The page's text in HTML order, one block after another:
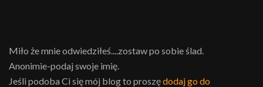
Miło że mnie odwiedziłeś....zostaw po sobie ślad.
Anonimie-podaj swoje imię.
Jeśli podoba Ci się mój blog to proszędodaj go do